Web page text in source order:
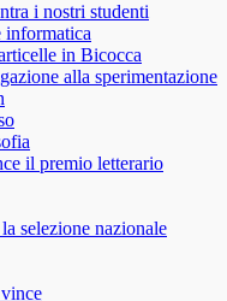
i nostri studenti
informatica
in Bicocca
alla sperimentazione
il premio letterario
selezione nazionale